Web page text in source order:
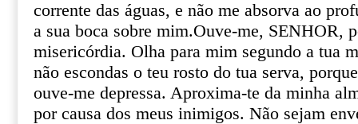
corrente das águas, e não me absorva ao
a sua boca sobre mim.Ouve-me, SENHOR,
misericórdia. Olha para mim segundo a tua
não escondas o teu rosto do tua serva,
ouve-me depressa. Aproxima-te da minha
por causa dos meus inimigos. Não sejam